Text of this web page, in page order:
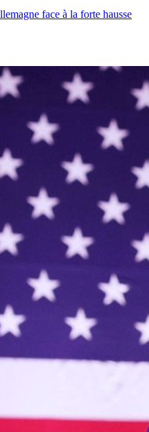
face à la forte hausse